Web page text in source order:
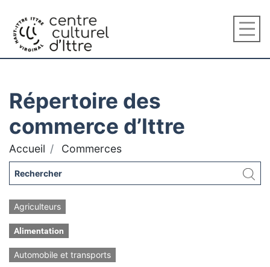
Répertoire des
commerce d’Ittre
Accueil Commerces
Agriculteurs
Alimentation
Automobile et transports